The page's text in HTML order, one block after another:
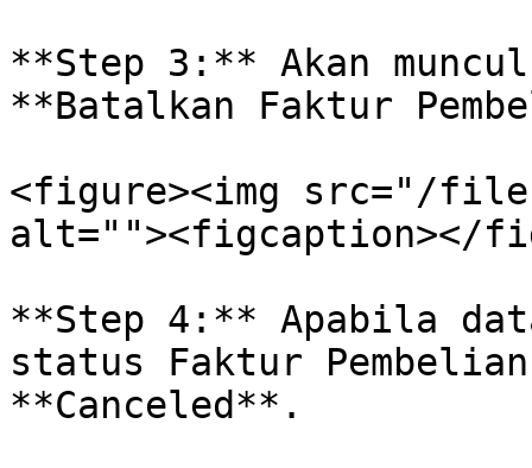
**Step 3:** Akan
**Batalkan Faktur
<figure><img src="/files/
alt=""><figcaption></
**Step 4:** Apabila
status Faktur
**Canceled**.